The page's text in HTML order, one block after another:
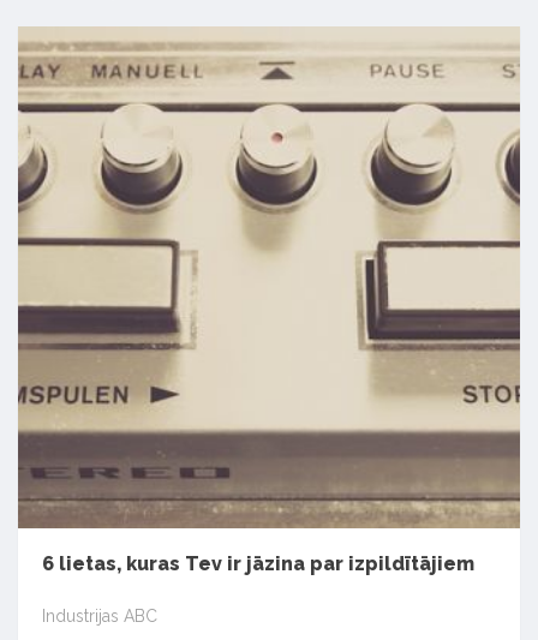
6 lietas, kuras Tev ir jāzina par izpildītājiem
Industrijas ABC